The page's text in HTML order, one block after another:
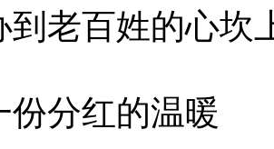
到老百姓的心坎
份分红的温暖